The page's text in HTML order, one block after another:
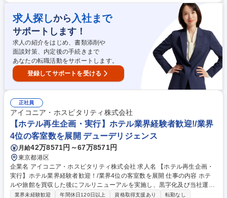
加発注を行います） ・イベント企画（季節、周年など）・商品の在庫管
理・金銭管理（両替機の釣銭準備）・収益管理・人員管理（アルバイト社
員の勤怠管理・育成、採用面接）・商品配置の検討（自店舗の客層や商品
の売れ行きを踏まえて、適切な商品配置を行います）など 募集職種 【大
阪梅田・京都/店舗SV】未経験歓迎/年休123日/「#C-pla」カプセルトイ
求人探しから 入社まで
サポートします！
求人の紹介をはじめ、書類添削や
面談対策、内定後の手続きまで
あなたの転職活動をサポートします。
登録してサポートを受ける
正社員
アイコニア・ホスピタリティ株式会社
【ホテル再生企画・実行】ホテル業界経験者歓迎!/業界
4位の客室数を展開 デューデリジェンス
月給42万8571円～67万8571円
東京都港区
企業名 アイコニア・ホスピタリティ株式会社 求人名 【ホテル再生企画・
実行】ホテル業界経験者歓迎！/業界4位の客室数を展開 仕事の内容 ホテ
ルや旅館を買収した後にフルリニューアルを実施し、黒字化及び当社運営
するホテル再生事業における、全国の旅館・ホテルの再生企画と実行業務
業界未経験歓迎 年間休日120日以上 資格取得支援あり
転勤なし